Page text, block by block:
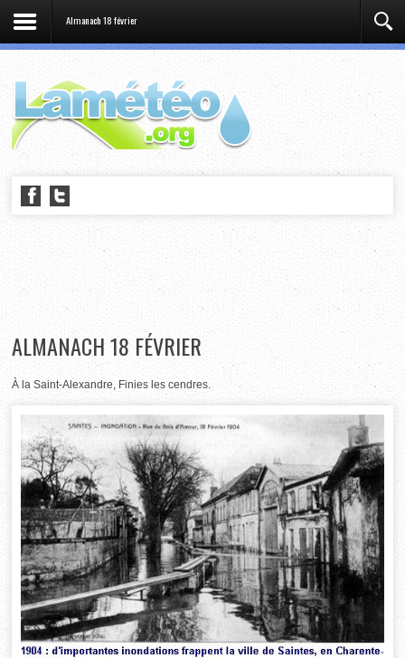
Almanach 18 février
ALMANACH 18 FÉVRIER
À la Saint-Alexandre, Finies les cendres.